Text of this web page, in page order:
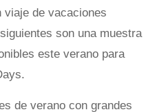
viaje de vacaciones
son una muestra
este verano para
de verano con grandes